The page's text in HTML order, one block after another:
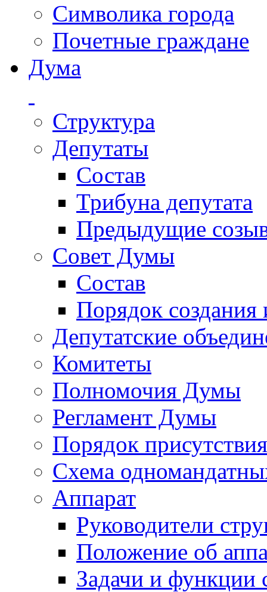
Символика города
Почетные граждане
Дума
Структура
Депутаты
Состав
Трибуна депутата
Предыдущие
Совет Думы
Состав
Порядок создания
Депутатские
Комитеты
Полномочия Думы
Регламент Думы
Порядок
Схема
Аппарат
Руководители
Положение об
Задачи и функции